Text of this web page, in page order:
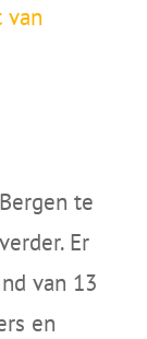
van
te
Er
van 13
en